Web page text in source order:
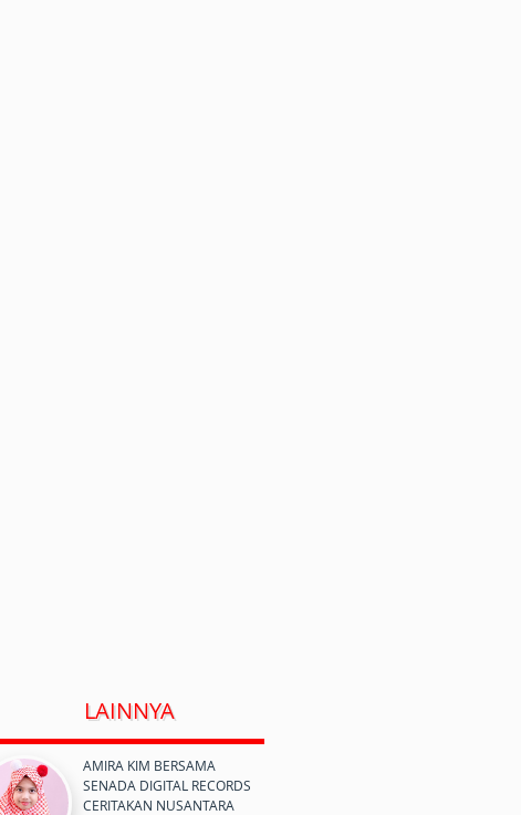
LAINNYA
AMIRA KIM BERSAMA
SENADA DIGITAL RECORDS
CERITAKAN NUSANTARA